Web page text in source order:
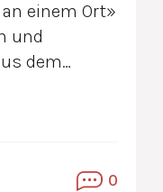
einem Ort‎»
und
dem…
0